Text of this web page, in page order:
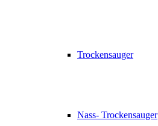
Trockensauger
Nass- Trockensauger